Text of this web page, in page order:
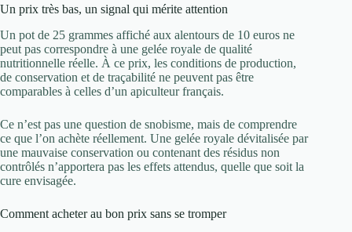
Un prix très bas, un signal qui mérite attention
Un pot de 25 grammes affiché aux alentours de 10 euros ne
peut pas correspondre à une gelée royale de qualité
nutritionnelle réelle. À ce prix, les conditions de production,
de conservation et de traçabilité ne peuvent pas être
comparables à celles d’un apiculteur français.
Ce n’est pas une question de snobisme, mais de comprendre
ce que l’on achète réellement. Une gelée royale dévitalisée par
une mauvaise conservation ou contenant des résidus non
contrôlés n’apportera pas les effets attendus, quelle que soit la
cure envisagée.
Comment acheter au bon prix sans se tromper